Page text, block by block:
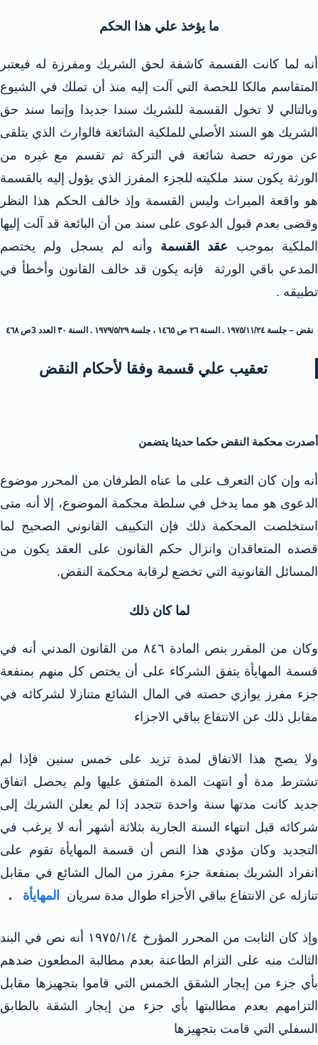
ما يؤخذ علي هذا الحكم
أنه لما كانت القسمة كاشفة لحق الشريك ومفرزة له فيعتبر
المتقاسم مالكا للحصة التي آلت إليه منذ أن تملك في الشيوع
وبالتالي لا تخول القسمة للشريك سندا جديدا وإنما سند حق
الشريك هو السند الأصلي للملكية الشائعة فالوارث الذي يتلقى
عن مورثه حصة شائعة في التركة ثم تقسم مع غيره من
الورثة يكون سند ملكيته للجزء المفرز الذي يؤول إليه بالقسمة
هو واقعة الميراث وليس القسمة وإذ خالف الحكم هذا النظر
وقضى بعدم قبول الدعوى على سند من أن البائعة قد آلت إليها
الملكية بموجب عقد القسمة وأنه لم يسجل ولم يختصم
المدعي باقي الورثة فإنه يكون قد خالف القانون وأخطأ في
تطبيقه .
نقض – جلسة ١٩٧٥/١١/٢٤ . السنة ٢٦ ص ١٤٦٥ ، جلسة ۱۹۷۹/٥/٢٩ . السنة ٣٠ العدد 3ص ٤٦٨
تعقيب علي قسمة وفقا لأحكام النقض
أصدرت محكمة النقض حكما حديثا يتضمن
أنه وإن كان التعرف على ما عناه الطرفان من المحرر موضوع
الدعوى هو مما يدخل في سلطة محكمة الموضوع، إلا أنه متى
استخلصت المحكمة ذلك فإن التكييف القانوني الصحيح لما
قصده المتعاقدان وانزال حكم القانون على العقد يكون من
المسائل القانونية التي تخضع لرقابة محكمة النقض.
لما كان ذلك
وكان من المقرر بنص المادة ٨٤٦ من القانون المدني أنه في
قسمة المهايأة يتفق الشركاء على أن يختص كل منهم بمنفعة
جزء مفرز يوازي حصته في المال الشائع متنازلا لشركائه في
مقابل ذلك عن الانتفاع بباقي الاجزاء
ولا يصح هذا الاتفاق لمدة تزيد على خمس سنين فإذا لم
تشترط مدة أو انتهت المدة المتفق عليها ولم يحصل اتفاق
جديد كانت مدتها سنة واحدة تتجدد إذا لم يعلن الشريك إلى
شركائه قبل انتهاء السنة الجارية بثلاثة أشهر أنه لا يرغب في
التجديد وكان مؤدي هذا النص أن قسمة المهايأة تقوم على
انفراد الشريك بمنفعة جزء مفرز من المال الشائع في مقابل
تنازله عن الانتفاع بباقي الأجزاء طوال مدة سريان
المهايأة .
وإذ كان الثابت من المحرر المؤرخ ١٩٧٥/١/٤ أنه نص في البند
الثالث منه على التزام الطاعنة بعدم مطالبة المطعون ضدهم
بأي جزء من إيجار الشقق الخمس التي قاموا بتجهيزها مقابل
التزامهم بعدم مطالبتها بأي جزء من إيجار الشقة بالطابق
السفلي التي قامت بتجهيزها